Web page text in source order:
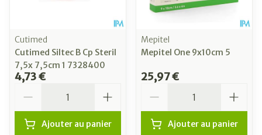
Cutimed
Cutimed Siltec B Cp Steril
7,5x 7,5cm 1 7328400
4,73 €
Ajouter au panier
Mepitel
Mepitel One 9x10cm 5
25,97 €
Ajouter au panier